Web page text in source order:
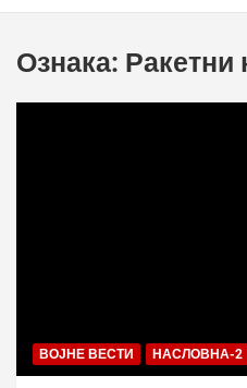
Ознака: Ракетни
ВОЈНЕ ВЕСТИ НАСЛОВНА-2